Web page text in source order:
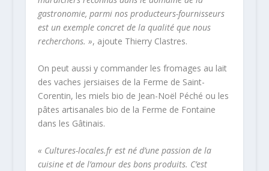
gastronomie, parmi nos producteurs-fournisseurs
est un exemple concret de la qualité que nous
recherchons. », ajoute Thierry Clastres.
On peut aussi y commander les fromages au lait
des vaches jersiaises de la Ferme de Saint-
Corentin, les miels bio de Jean-Noël Péché ou les
pâtes artisanales bio de la Ferme de Fontaine
dans les Gâtinais.
« Cultures-locales.fr est né d’une passion de la
cuisine et de l’amour des bons produits. C’est